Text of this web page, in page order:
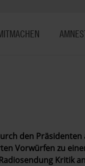
den Präsidenten
Vorwürfen zu
Kritik